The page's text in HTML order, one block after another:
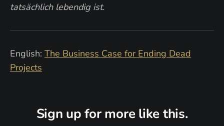
tatsächlich lebendig ist.
English: The Business Case for Ending Dead
Projects
Sign up for more like this.